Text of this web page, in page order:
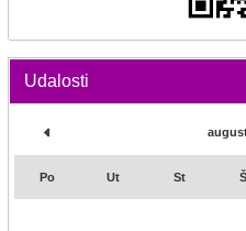
Udalosti
Po Ut St